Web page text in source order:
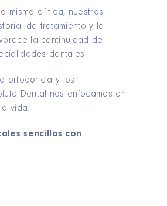
misma clínica, nuestros
de tratamiento y la
la continuidad del
dentales.
ortodoncia y los
Dental nos enfocamos en
vida.
sencillos con